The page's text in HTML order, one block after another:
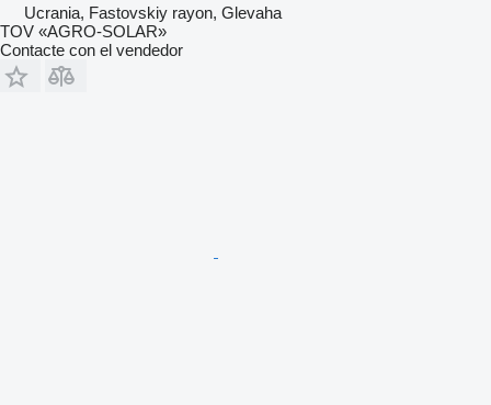
Ucrania, Fastovskiy rayon, Glevaha
TOV «AGRO-SOLAR»
Contacte con el vendedor